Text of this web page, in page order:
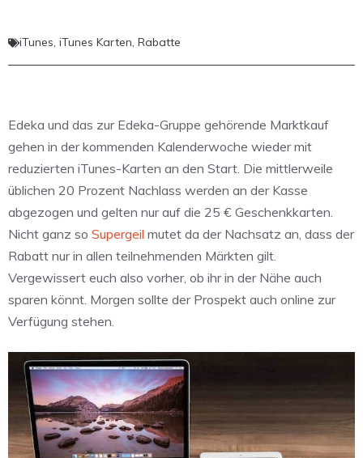
iTunes, iTunes Karten, Rabatte
Edeka und das zur Edeka-Gruppe gehörende Marktkauf
gehen in der kommenden Kalenderwoche wieder mit
reduzierten iTunes-Karten an den Start. Die mittlerweile
üblichen 20 Prozent Nachlass werden an der Kasse
abgezogen und gelten nur auf die 25 € Geschenkkarten.
Nicht ganz so Supergeil mutet da der Nachsatz an, dass der
Rabatt nur in allen teilnehmenden Märkten gilt.
Vergewissert euch also vorher, ob ihr in der Nähe auch
sparen könnt. Morgen sollte der Prospekt auch online zur
Verfügung stehen.